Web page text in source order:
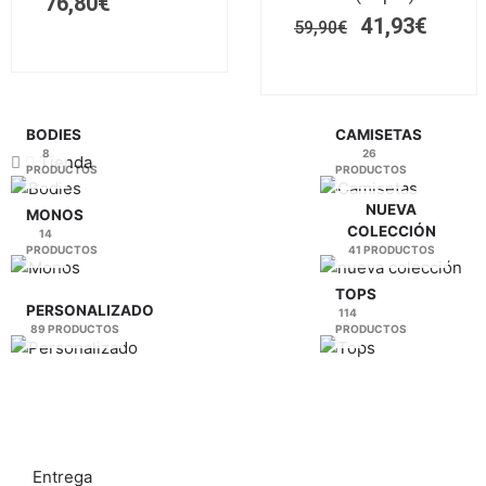
se
la
de
producto
59,90€
41,93€
Tienda
BODIES
8
PRODUCTOS
CAMISETAS
26
PRODUCTOS
MONOS
14
PRODUCTOS
NUEVA
COLECCIÓN
41 PRODUCTOS
PERSONALIZADO
89 PRODUCTOS
TOPS
114
PRODUCTOS
Entrega